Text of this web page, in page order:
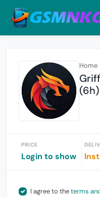
Home
(6h)
PRICE
Login to show
I agree to theterms